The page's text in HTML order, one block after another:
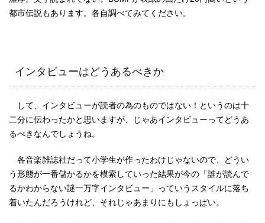
都市伝説もあります。各自調べてみてください。
インタビューはどうあるべきか
して、インタビューが読者の為のものではない！というのは十
二分に伝わったかと思いますが、じゃあインタビューってどうあ
るべきなんでしょうね。
各音楽雑誌社だって小学生が作ったわけじゃないので、どうい
う形態が一番儲かるかを模索していった結果が今の「誰が読んで
るかわからない謎一万字インタビュー」っていうスタイルに落ち
着いたんだろうけれど、それじゃあまりにもしょっぱい。